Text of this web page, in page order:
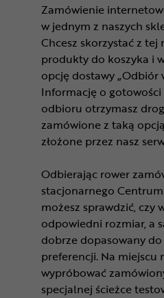
Zamówienie
w jednym z naszych
Chcesz skorzystać z tej
produkty do koszyka i
opcję dostawy „Odbiór
Informację o
odbioru otrzymasz
zamówione z taką
złożone przez nasz
Odbierając rower
stacjonarnego
możesz sprawdzić, czy
odpowiedni rozmiar, a
dobrze dopasowany
preferencji. Na miejscu
wypróbować
specjalnej ścieżce